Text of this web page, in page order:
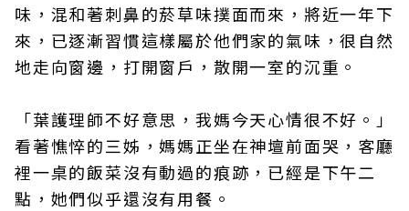
味，混和著刺鼻的菸草味撲面而來，將近一年下
來，已逐漸習慣這樣屬於他們家的氣味，很自然
地走向窗邊，打開窗戶，散開一室的沉重。
「葉護理師不好意思，我媽今天心情很不好。」
看著憔悴的三姊，媽媽正坐在神壇前面哭，客廳
裡一桌的飯菜沒有動過的痕跡，已經是下午二
點，她們似乎還沒有用餐。